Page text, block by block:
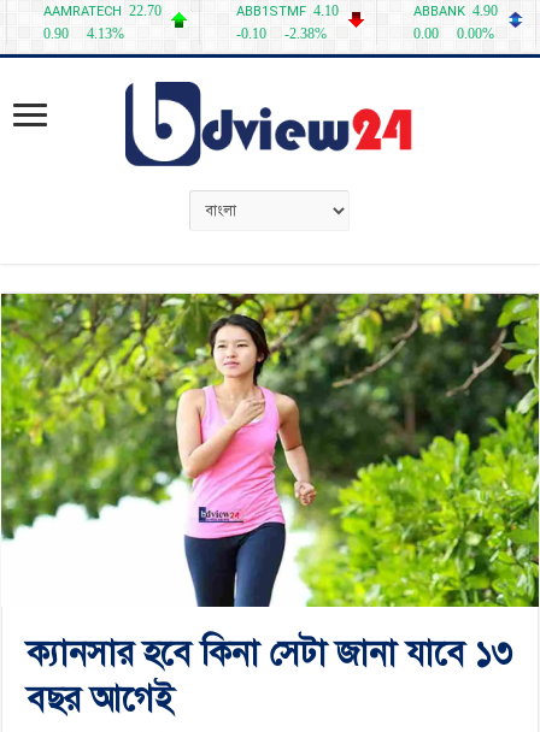
ক্যানসার হবে কিনা সেটা জানা যাবে ১৩
বছর আগেই